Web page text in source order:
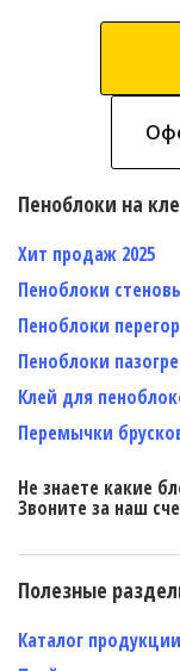
Пеноблоки на
Хит продаж 2025
Пеноблоки
Пеноблоки
Пеноблоки
Клей для
Перемычки
Не знаете какие
Звоните за наш
Полезные
Каталог продукции